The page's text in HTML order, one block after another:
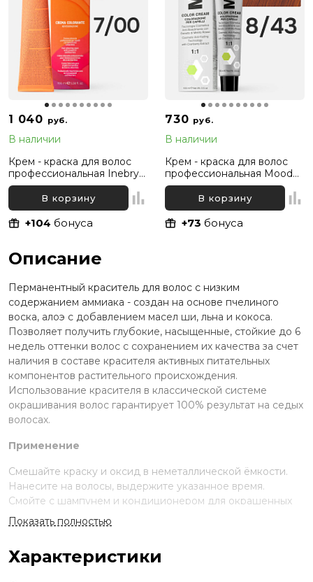
1 040 руб.
В наличии
Крем - краска для волос
профессиональная Inebrya
Color Professional 7/00
Русый Интенсивный
натуральный, 100 мл
В корзину
+104 бонуса
730 руб.
В наличии
Крем - краска для волос
профессиональная Mood
8/43 Светлый русый
Медно-золотистый, 100 мл
В корзину
+73 бонуса
Описание
Перманентный краситель для волос с низким
содержанием аммиака - создан на основе пчелиного
воска, алоэ с добавлением масел ши, льна и кокоса.
Позволяет получить глубокие, насыщенные, стойкие до 6
недель оттенки волос с сохранением их качества за счет
наличия в составе красителя активных питательных
компонентов растительного происхождения.
Использование красителя в классической системе
окрашивания волос гарантирует 100% результат на седых
волосах.
Применение
Смешайте краску и оксид в неметаллической ёмкости.
Нанесите на волосы, выдержите указанное время.
Смойте с шампунем и кондиционером для окрашенных
волос.
Стандартное окрашивание:
Тонирование: краситель + оксид 2,1% (1:1,5). Выдержка
Показать полностью
Характеристики